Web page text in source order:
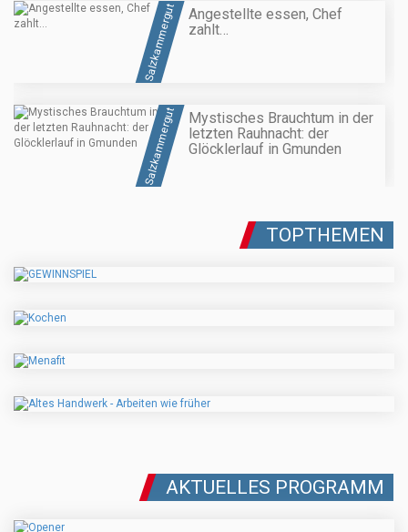
Salzkammergut
Angestellte essen, Chef
zahlt…
Salzkammergut
Mystisches Brauchtum in der
letzten Rauhnacht: der
Glöcklerlauf in Gmunden
TOPTHEMEN
AKTUELLES PROGRAMM